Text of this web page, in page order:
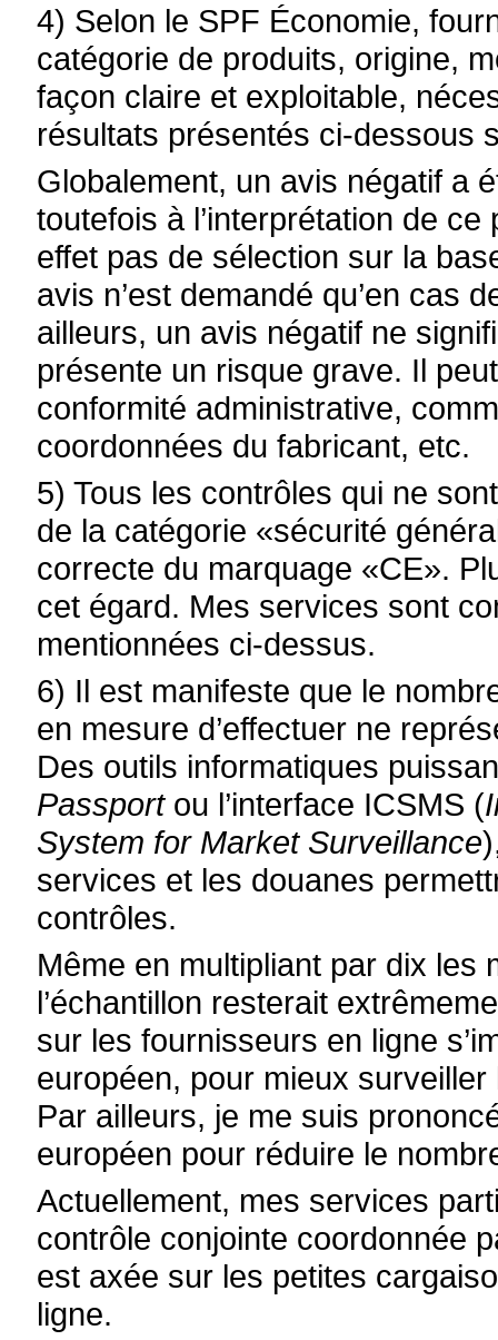
4) Selon le SPF Économie,
catégorie de produits, origine,
façon claire et exploitable,
résultats présentés ci-dessous
Globalement, un avis négatif a
toutefois à l’interprétation de
effet pas de sélection sur la
avis n’est demandé qu’en cas
ailleurs, un avis négatif ne
présente un risque grave. Il
conformité administrative,
coordonnées du fabricant, etc.
5) Tous les contrôles qui ne
de la catégorie «sécurité
correcte du marquage «CE».
cet égard. Mes services sont
mentionnées ci-dessus.
6) Il est manifeste que le
en mesure d’effectuer ne
Des outils informatiques
Passport ou l’interface ICSMS (
System for Market Surveillance
services et les douanes
contrôles.
Même en multipliant par dix les
l’échantillon resterait
sur les fournisseurs en ligne
européen, pour mieux
Par ailleurs, je me suis
européen pour réduire le
Actuellement, mes services
contrôle conjointe coordonnée
est axée sur les petites
ligne.